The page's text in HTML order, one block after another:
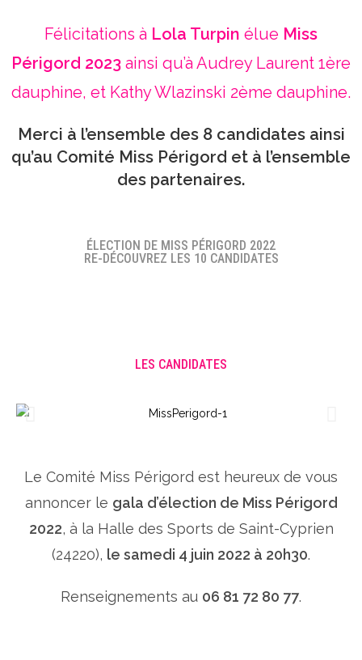
Félicitations à Lola Turpin élue Miss
Périgord 2023 ainsi qu’à Audrey Laurent 1ère
dauphine, et Kathy Wlazinski 2ème dauphine.
Merci à l’ensemble des 8 candidates ainsi
qu’au Comité Miss Périgord et à l’ensemble
des partenaires.
ÉLECTION DE MISS PÉRIGORD 2022
RE-DÉCOUVREZ LES 10 CANDIDATES
LES CANDIDATES
Le Comité Miss Périgord est heureux de vous
annoncer le gala d’élection de Miss Périgord
2022, à la Halle des Sports de Saint-Cyprien
(24220), le samedi 4 juin 2022 à 20h30.
Renseignements au 06 81 72 80 77.